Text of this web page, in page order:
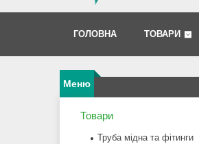
ГОЛОВНА ТОВАРИ
Товари
Труба мідна та фітинги